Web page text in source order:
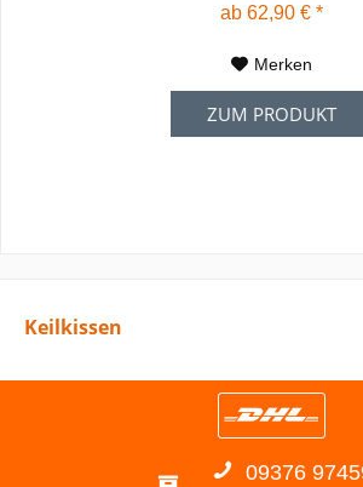
Wasserbetten und Betten mit Matratzen
ab 62,90 € *
Merken
ZUM PRODUKT
Keilkissen
09376